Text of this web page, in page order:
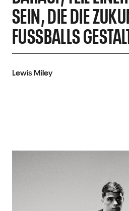
SEIN, DIE DIE
FUSSBALLS
Lewis Miley